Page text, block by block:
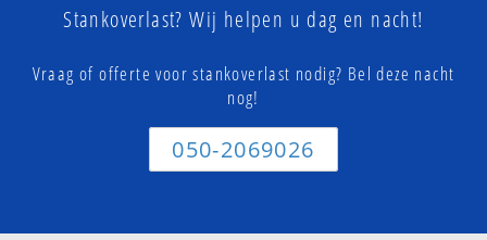
Stankoverlast? Wij helpen u dag en nacht!
Vraag of offerte voor stankoverlast nodig? Bel deze nacht
nog!
050-2069026